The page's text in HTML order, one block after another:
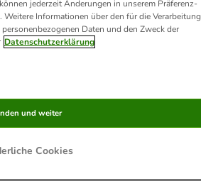
jederzeit Änderungen in unserem Präferenz-
Informationen über den für die Verarbeitung
Daten und den Zweck der
Datenschutzerklärung
Cookies
und weiter